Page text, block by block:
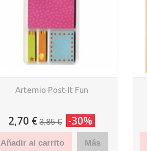
Artemio Post-It Fun
2,70 € 3,85 € -30%
Añadir al carrito Más